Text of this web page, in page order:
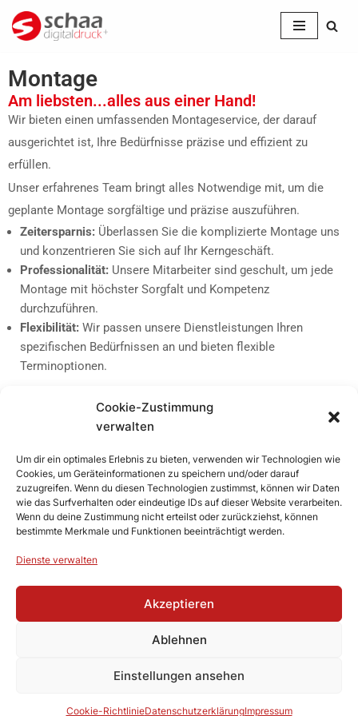
Cookie-Zustimmung
verwalten
Um dir ein optimales Erlebnis zu bieten, verwenden wir Technologien wie
Cookies, um Geräteinformationen zu speichern und/oder darauf
zuzugreifen. Wenn du diesen Technologien zustimmst, können wir Daten
wie das Surfverhalten oder eindeutige IDs auf dieser Website verarbeiten.
Wenn du deine Zustimmung nicht erteilst oder zurückziehst, können
bestimmte Merkmale und Funktionen beeinträchtigt werden.
Dienste verwalten
Akzeptieren
Ablehnen
Einstellungen ansehen
Cookie-RichtlinieDatenschutzerklärungImpressum
Zum
springen
Montage
Am liebsten...alles aus einer Hand!
Wir bieten einen umfassenden Montageservice, der darauf
ausgerichtet ist, Ihre Bedürfnisse präzise und effizient zu
erfüllen.
Unser erfahrenes Team bringt alles Notwendige mit, um die
geplante Montage sorgfältige und präzise auszuführen.
Zeitersparnis: Überlassen Sie die komplizierte Montage uns
und konzentrieren Sie sich auf Ihr Kerngeschäft.
Professionalität: Unsere Mitarbeiter sind geschult, um jede
Montage mit höchster Sorgfalt und Kompetenz
durchzuführen.
Flexibilität: Wir passen unsere Dienstleistungen Ihren
spezifischen Bedürfnissen an und bieten flexible
Terminoptionen.
Kontaktieren Sie uns noch heute,um mehr zu erfahren oder eine
Montage zu planen. Wir freuen uns darauf!
Versand und Zahlungsbedingungen
Allgemeine Geschäftsbedingungen (AGB)
Impressum